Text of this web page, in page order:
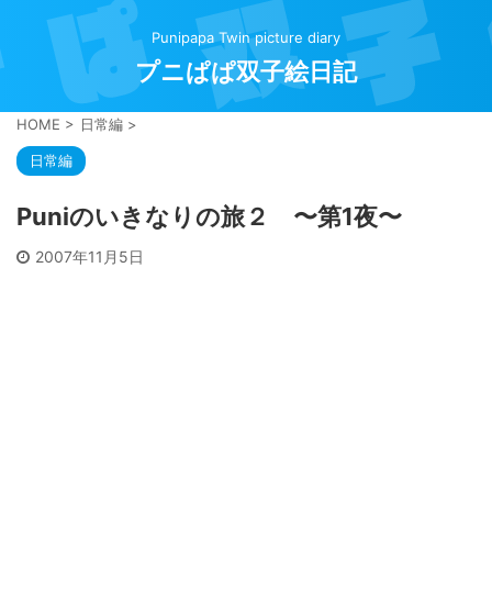
Punipapa Twin picture diary
プニぱぱ双子絵日記
HOME > 日常編 >
日常編
Puniのいきなりの旅２ 〜第1夜〜
2007年11月5日